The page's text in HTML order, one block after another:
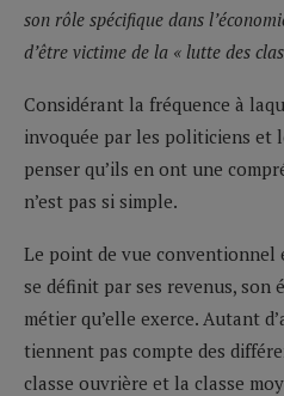
son rôle spécifique dans
d’être victime de la « lutte des
Considérant la fréquence à
invoquée par les politiciens et
penser qu’ils en ont une
n’est pas si simple.
Le point de vue conventionnel
se définit par ses revenus, son
métier qu’elle exerce. Autant
tiennent pas compte des
classe ouvrière et la classe